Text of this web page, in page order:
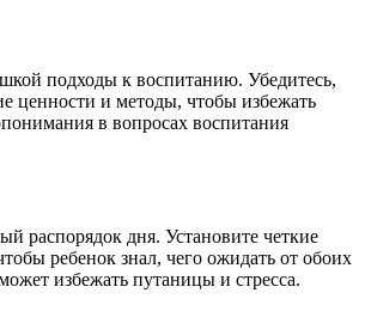
подходы к воспитанию. Убедитесь,
ценности и методы, чтобы избежать
в вопросах воспитания
распорядок дня. Установите четкие
ребенок знал, чего ожидать от обоих
избежать путаницы и стресса.